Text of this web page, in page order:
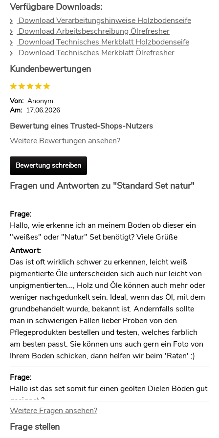
Verfügbare Downloads:
Download Verarbeitungshinweise Holzbodenseife
Download Arbeitsbeschreibung Ölrefresher
Download Technisches Merkblatt Holzbodenseife
Download Technisches Merkblatt Ölrefresher
Kundenbewertungen
Von: Anonym
Am: 17.06.2026
Bewertung eines Trusted-Shops-Nutzers
Weitere Bewertungen ansehen?
Bewertung schreiben
Fragen und Antworten zu "Standard Set natur"
Frage:
Hallo, wie erkenne ich an meinem Boden ob dieser ein
"weißes" oder "Natur" Set benötigt? Viele Grüße
Antwort:
Das ist oft wirklich schwer zu erkennen, leicht weiß
pigmentierte Öle unterscheiden sich auch nur leicht von
unpigmentierten..., Holz und Öle können auch mehr oder
weniger nachgedunkelt sein. Ideal, wenn das Öl, mit dem
grundbehandelt wurde, bekannt ist. Andernfalls sollte
man in schwierigen Fällen lieber Proben von den
Pflegeprodukten bestellen und testen, welches farblich
am besten passt. Sie können uns auch gern ein Foto von
Ihrem Boden schicken, dann helfen wir beim 'Raten' ;)
Frage:
Hallo ist das set somit für einen geölten Dielen Böden gut
geeignet ?
Antwort:
Ja, Seife und Refresher sind die Standard-Reinigungs-
Weitere Fragen ansehen?
Frage stellen